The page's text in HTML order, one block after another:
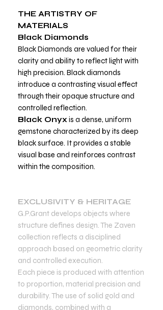
THE ARTISTRY OF
MATERIALS
Black Diamonds
Black Diamonds are valued for their
clarity and ability to reflect light with
high precision. Black diamonds
introduce a contrasting visual effect
through their opaque structure and
controlled reflection.
Black Onyxis a dense, uniform
gemstone characterized by its deep
black surface. It provides a stable
visual base and reinforces contrast
within the composition.
EXCLUSIVITY & HERITAGE
G.P.Grant develops objects where
structure defines design. The Zaven
collection reflects a disciplined
approach based on geometric clarity
and controlled execution.
Each piece is produced with attention
to proportion, material precision and
durability. The use of solid gold and
diamonds, combined with a